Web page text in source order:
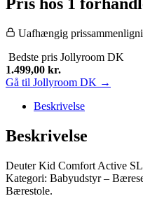
Uafhængig
Bedste pris Jollyroom DK
1.499,00 kr.
Gå til Jollyroom DK →
Beskrivelse
Beskrivelse
Deuter Kid Comfort Active
Kategori: Babyudstyr –
Bærestole.